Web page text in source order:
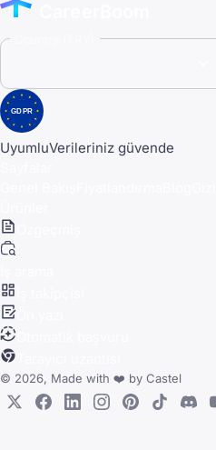
GDPR
UyumluVerileriniz güvende
© 2026, Made with ❤️ by Castel